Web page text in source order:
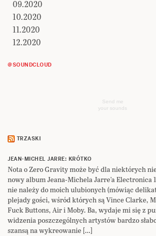
09.2020
10.2020
11.2020
12.2020
@SOUNDCLOUD
Send me
your sounds
TRZASKI
JEAN-MICHEL JARRE: KRÓTKO
Nota o Zero Gravity może być dla niektórych
nowy album Jeana-Michela Jarre’a Electronica
nie należy do moich ulubionych (mówiąc
plejady gości, wśród których są Vince Clarke,
Fuck Buttons, Air i Moby. Ba, wydaje mi się z
widzenia poszczególnych artystów bardzo
szansą na wykreowanie […]